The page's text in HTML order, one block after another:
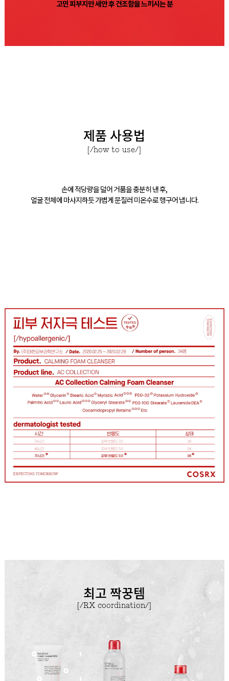
고민 피부지만 세안 후 건조함을 느끼시는 분
제품 사용법
[/how to use/]
손에 적당량을 덜어 거품을 충분히 낸 후,
얼굴 전체에 마사지하듯 가볍게 문질러 미온수로 헹구어 냅니다.
최고 짝꿍템
[/RX coordination/]